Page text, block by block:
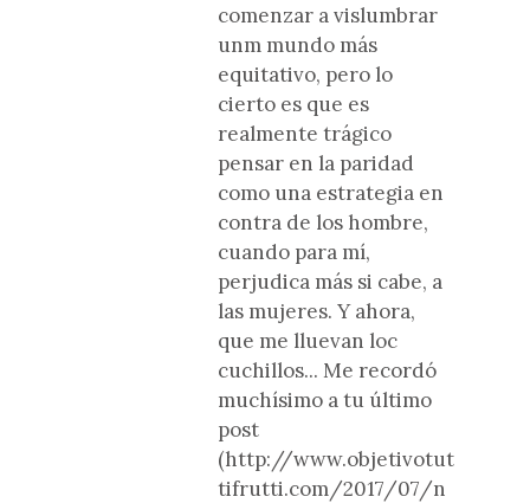
comenzar a vislumbrar
unm mundo más
equitativo, pero lo
cierto es que es
realmente trágico
pensar en la paridad
como una estrategia en
contra de los hombre,
cuando para mí,
perjudica más si cabe, a
las mujeres. Y ahora,
que me lluevan loc
cuchillos... Me recordó
muchísimo a tu último
post
(http://www.objetivotut
tifrutti.com/2017/07/n